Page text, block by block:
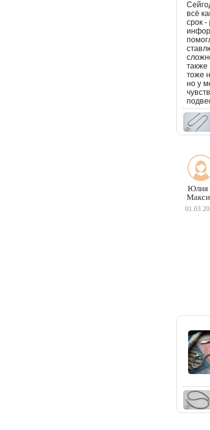
всё
срок -
также
тоже
но у
Юлия